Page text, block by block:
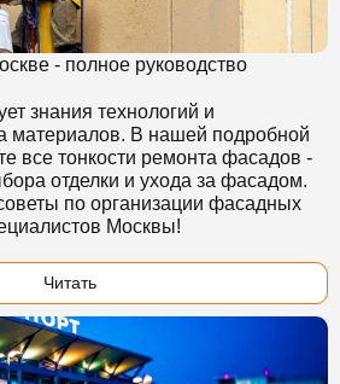
- полное руководство
знания технологий и
материалов. В нашей подробной
все тонкости ремонта фасадов -
отделки и ухода за фасадом.
по организации фасадных
Москвы!
Читать